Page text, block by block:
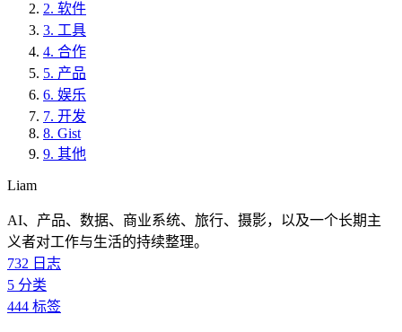
2. 软件
3. 工具
4. 合作
5. 产品
6. 娱乐
7. 开发
8. Gist
9. 其他
Liam
AI、产品、数据、商业系统、旅行、摄影，以及一个长期主
义者对工作与生活的持续整理。
732 日志
5 分类
444 标签